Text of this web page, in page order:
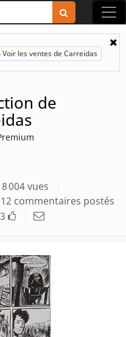
2DG !
et illustrations
Voir les ventes de Carreidas
de
004 vues
12 commentaires postés
3